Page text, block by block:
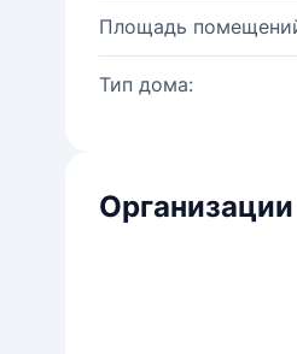
Площадь
Тип дома: